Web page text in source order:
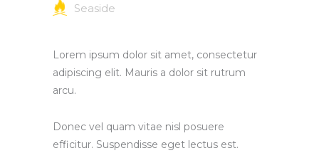
Seaside
Lorem ipsum dolor sit amet, consectetur
adipiscing elit. Mauris a dolor sit rutrum
arcu.
Donec vel quam vitae nisl posuere
efficitur. Suspendisse eget lectus est.